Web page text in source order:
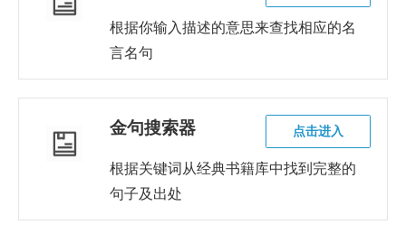
根据你输入描述的意思来查找相应的名
言名句
金句搜索器 点击进入
根据关键词从经典书籍库中找到完整的
句子及出处